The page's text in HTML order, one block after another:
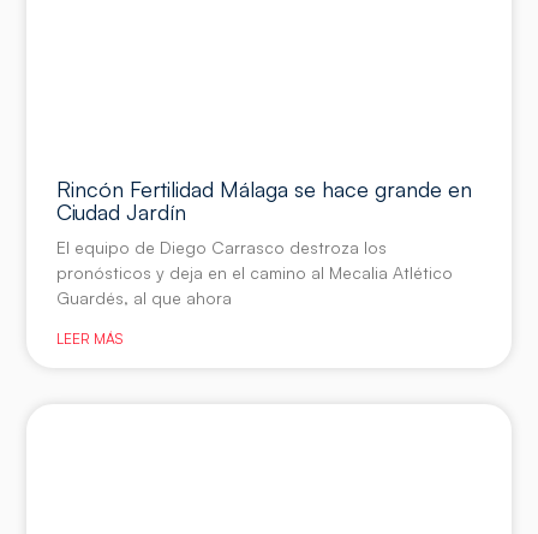
Rincón Fertilidad Málaga se hace grande en
Ciudad Jardín
El equipo de Diego Carrasco destroza los
pronósticos y deja en el camino al Mecalia Atlético
Guardés, al que ahora
LEER MÁS